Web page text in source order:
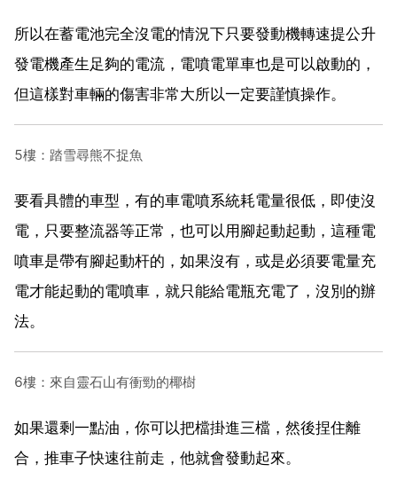
所以在蓄電池完全沒電的情況下只要發動機轉速提公升
發電機產生足夠的電流，電噴電單車也是可以啟動的，
但這樣對車輛的傷害非常大所以一定要謹慎操作。
5樓：踏雪尋熊不捉魚
要看具體的車型，有的車電噴系統耗電量很低，即使沒
電，只要整流器等正常，也可以用腳起動起動，這種電
噴車是帶有腳起動杆的，如果沒有，或是必須要電量充
電才能起動的電噴車，就只能給電瓶充電了，沒別的辦
法。
6樓：來自靈石山有衝勁的椰樹
如果還剩一點油，你可以把檔掛進三檔，然後捏住離
合，推車子快速往前走，他就會發動起來。